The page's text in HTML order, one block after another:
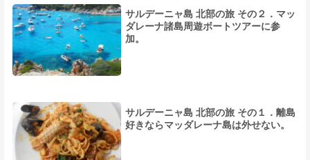
サルデーニャ島 北部の旅 その２．マッ
ダレーナ諸島周遊ボートツアーに参
加。
サルデーニャ島 北部の旅 その１．離島
好きならマッダレーナ島は外せない。